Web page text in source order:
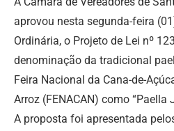
aprovou nesta segunda-feira
Ordinária, o Projeto de Lei nº
denominação da tradicional
Feira Nacional da Cana-de-
Arroz (FENACAN) como “Paella
A proposta foi apresentada